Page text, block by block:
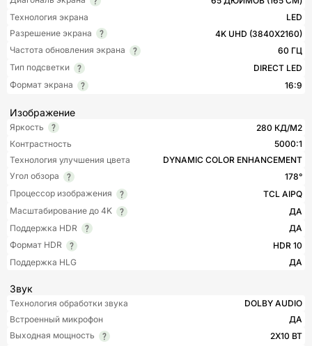
Технология экрана
LED
Разрешение экрана
4K UHD (3840X2160)
Частота обновления экрана
60 ГЦ
Тип подсветки
DIRECT LED
Формат экрана
16:9
Изображение
Яркость
280 КД/М2
Контрастность
5000:1
Технология улучшения цвета
DYNAMIC COLOR ENHANCEMENT
Угол обзора
178°
Процессор изображения
TCL AIPQ
Масштабирование до 4K
ДА
Поддержка HDR
ДА
Формат HDR
HDR 10
Поддержка HLG
ДА
Звук
Технология обработки звука
DOLBY AUDIO
Встроенный микрофон
ДА
Выходная мощность
2Х10 ВТ